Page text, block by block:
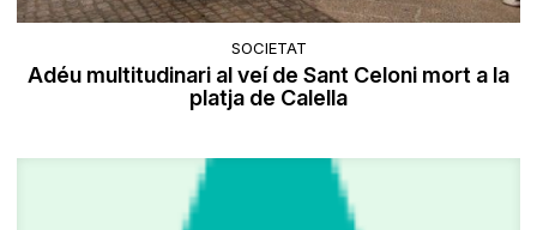
SOCIETAT
Adéu multitudinari al veí de Sant Celoni mort a la
platja de Calella